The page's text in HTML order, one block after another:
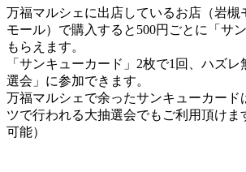
万福マルシェに出店しているお店（岩槻
モール）で購入すると500円ごとに「サ
もらえます。
「サンキューカード」2枚で1回、ハズ
選会」に参加できます。
万福マルシェで余ったサンキューカード
ツで行われる大抽選会でもご利用頂けま
可能）